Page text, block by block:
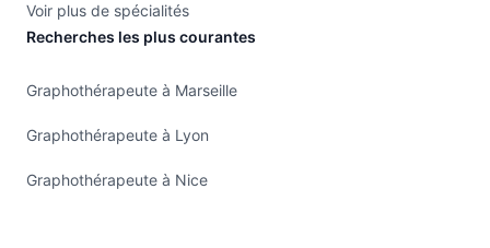
Voir plus de spécialités
Recherches les plus courantes
Graphothérapeute à Marseille
Graphothérapeute à Lyon
Graphothérapeute à Nice